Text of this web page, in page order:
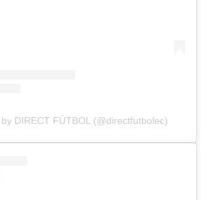
DIRECT FÚTBOL (@directfutbolec)